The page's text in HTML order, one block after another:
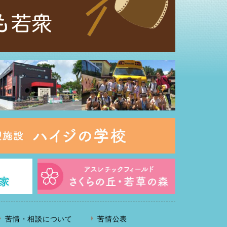
苦情・相談について 苦情公表